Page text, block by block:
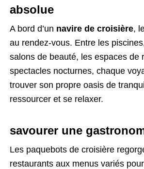
absolue
A bord d’un navire de croisière,
au rendez-vous. Entre les
salons de beauté, les espaces de
spectacles nocturnes, chaque
trouver son propre oasis de
ressourcer et se relaxer.
savourer une
Les paquebots de croisière
restaurants aux menus variés